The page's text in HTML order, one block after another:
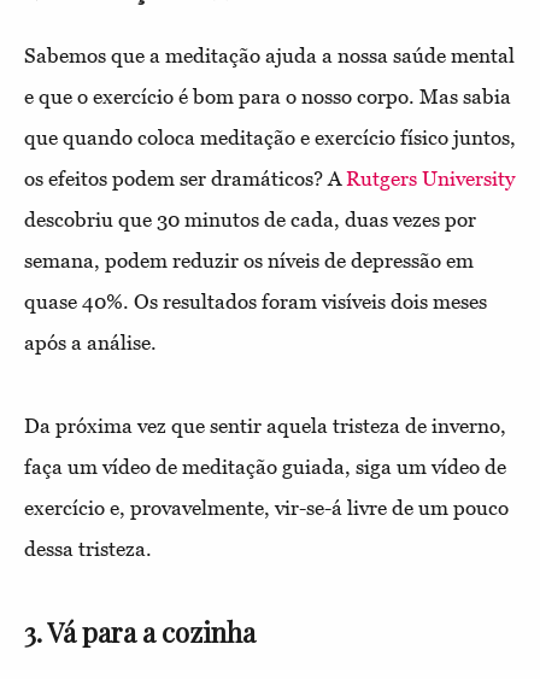
Sabemos que a meditação ajuda a nossa saúde mental
e que o exercício é bom para o nosso corpo. Mas sabia
que quando coloca meditação e exercício físico juntos,
os efeitos podem ser dramáticos? A Rutgers University
descobriu que 30 minutos de cada, duas vezes por
semana, podem reduzir os níveis de depressão em
quase 40%. Os resultados foram visíveis dois meses
após a análise.
Da próxima vez que sentir aquela tristeza de inverno,
faça um vídeo de meditação guiada, siga um vídeo de
exercício e, provavelmente, vir-se-á livre de um pouco
dessa tristeza.
3. Vá para a cozinha